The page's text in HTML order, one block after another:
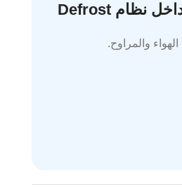
والمراوح.